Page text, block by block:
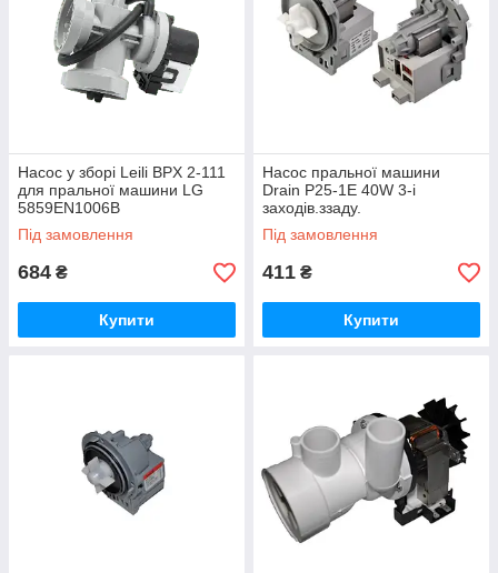
Насос у зборі Leili BPX 2-111
для пральної машини LG
5859EN1006B
Під замовлення
684 ₴
Купити
Насос пральної машини
Drain P25-1E 40W 3-і
заходів.ззаду.
Під замовлення
411 ₴
Купити